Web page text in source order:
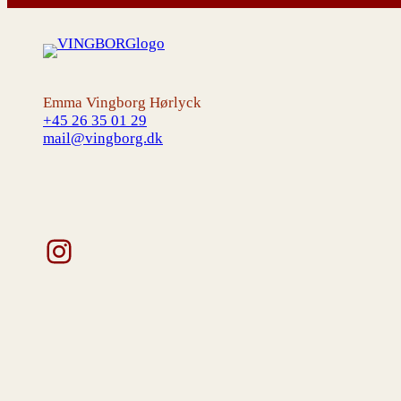
Emma Vingborg Hørlyck
+45 26 35 01 29
mail@vingborg.dk
Instagram